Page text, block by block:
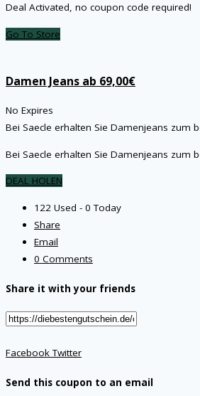
Deal Activated, no coupon code required!
Go To Store
Damen Jeans ab 69,00€
No Expires
Bei Saecle erhalten Sie Damenjeans zum
Bei Saecle erhalten Sie Damenjeans zum
DEAL HOLEN
122 Used - 0 Today
Share
Email
0 Comments
Share it with your friends
FacebookTwitter
Send this coupon to an email